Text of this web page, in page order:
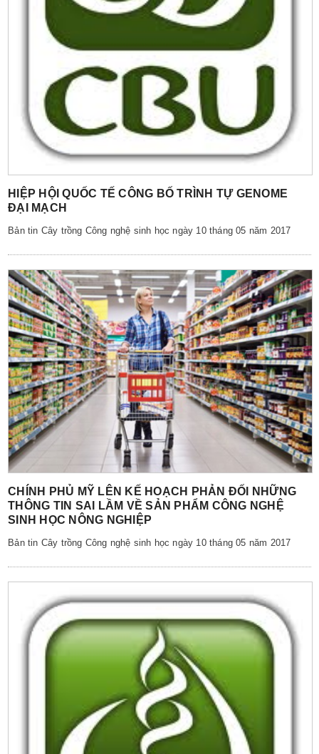
HIỆP HỘI QUỐC TẾ CÔNG BỐ TRÌNH TỰ GENOME
ĐẠI MẠCH
Bản tin Cây trồng Công nghệ sinh học ngày 10 tháng 05 năm 2017
CHÍNH PHỦ MỸ LÊN KẾ HOẠCH PHẢN ĐỐI NHỮNG
THÔNG TIN SAI LẦM VỀ SẢN PHẨM CÔNG NGHỆ
SINH HỌC NÔNG NGHIỆP
Bản tin Cây trồng Công nghệ sinh học ngày 10 tháng 05 năm 2017